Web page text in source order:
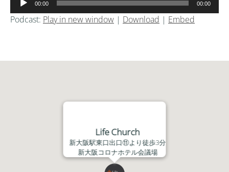
声
プ
ヤ
00:00 00:00
Podcast: Play in new window | Download | Embed
Life Church
新大阪駅東口出口⑪より徒歩3分
新大阪コロナホテル会議場